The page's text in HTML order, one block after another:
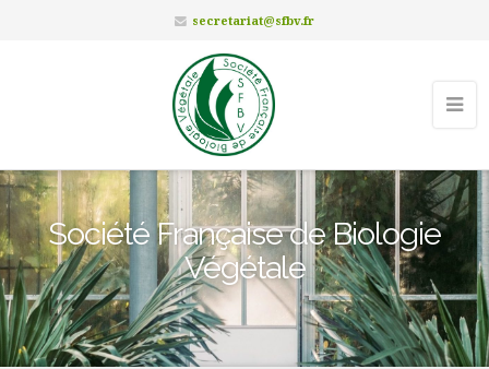
secretariat@sfbv.fr
Société Française de Biologie
Végétale